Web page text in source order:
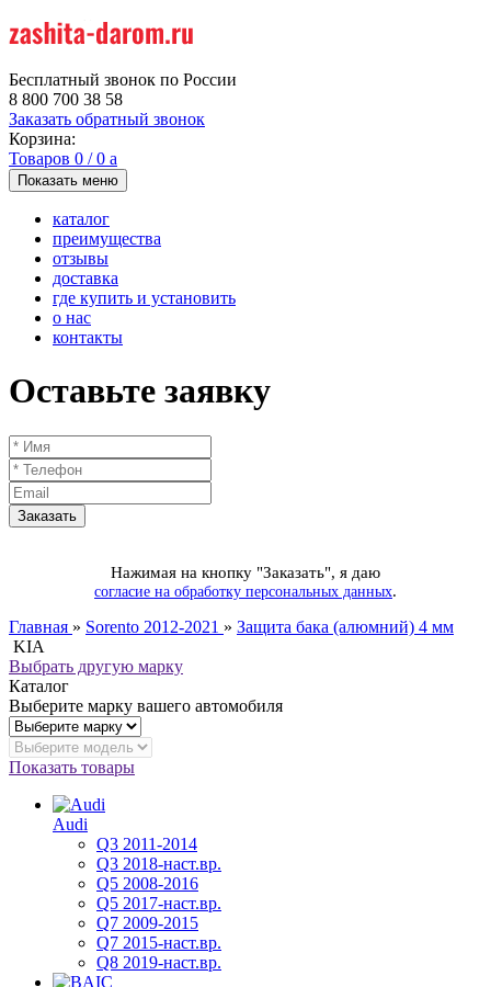
Бесплатный звонок по России
8 800 700 38 58
Заказать обратный звонок
Корзина:
Товаров 0 /0 a
Показать меню
каталог
преимущества
отзывы
доставка
где купить и установить
о нас
контакты
Оставьте заявку
Нажимая на кнопку "Заказать", я даю
согласие на обработку персональных данных.
Главная » Sorento 2012-2021 » Защита бака (алюмний) 4 мм
KIA
Выбрать другую марку
Каталог
Выберите марку вашего автомобиля
Показать товары
Audi
Q3 2011-2014
Q3 2018-наст.вр.
Q5 2008-2016
Q5 2017-наст.вр.
Q7 2009-2015
Q7 2015-наст.вр.
Q8 2019-наст.вр.